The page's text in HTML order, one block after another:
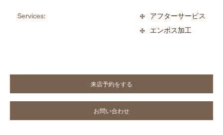
Services:
アフターサービス
エンボス加工
来店予約をするLINK OPENS IN NEW TAB
お問い合わせLINK OPENS IN NEW TAB